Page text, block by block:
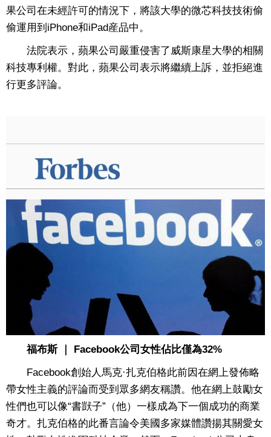
果公司在未經許可的情況下，將該大學的微芯科技技術偷
偷運用到iPhone和iPad産品中。
法院表示，蘋果公司嚴重侵害了威斯康星大學的相關
科技專利權。對此，蘋果公司表示將繼續上訴，並拒絕進
行更多評論。
福布斯 ｜ Facebook公司女性佔比僅為32%
Facebook創始人馬克·扎克伯格此前因在網上發佈略
帶女性主義的評論而受到眾多網友稱讚。他在網上鼓勵女
性們也可以像“書獃子”（他）一樣成為下一個成功的商業
奇才。扎克伯格的此番言論令美國多家媒體讚揚其關愛女